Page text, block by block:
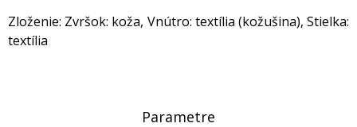
Zloženie: Zvršok: koža, Vnútro: textília (kožušina), Stielka:
textília
Parametre